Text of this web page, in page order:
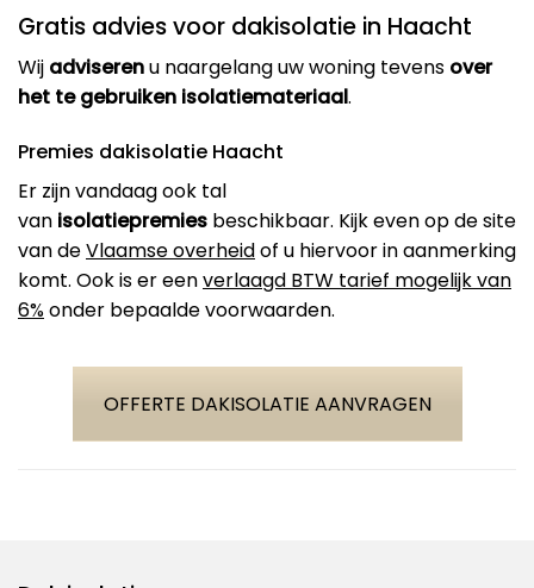
Gratis advies voor dakisolatie in Haacht
Wij adviserenu naargelang uw woning tevens over
het te gebruiken isolatiemateriaal.
Premies dakisolatie Haacht
Er zijn vandaag ook tal
van isolatiepremies beschikbaar. Kijk even op de site
van deVlaamse overheidof u hiervoor in aanmerking
komt. Ook is er eenverlaagd BTW tarief mogelijk van
6%onder bepaalde voorwaarden.
OFFERTE DAKISOLATIE AANVRAGEN